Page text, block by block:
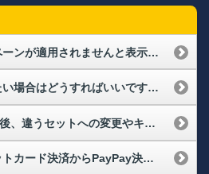
【ホークスTV】キャンペーンが適用されませんと表示される
【ホークスTV】退会したい場合はどうすればいいですか？
【カスタム】購入手続き後、違うセットへの変更やキャンセルはできますか？
【ホークスTV】クレジットカード決済からPayPay決済に変更したい